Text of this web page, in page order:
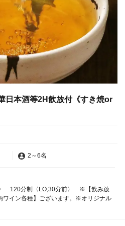
日本酒等2H飲放付《すき焼or
2 ～6名
》 120分制〈LO,30分前〉 ※【飲み放
ワイン各種】ございます。※オリジナル